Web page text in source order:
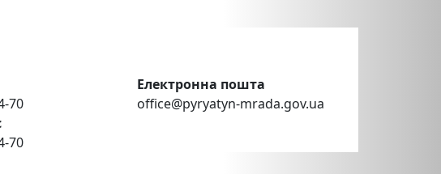
70
70
Електронна пошта
office@pyryatyn-mrada.gov.ua